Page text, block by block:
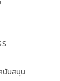
นับสนุน